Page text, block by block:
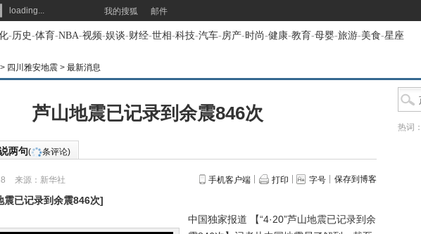
loading... 我的搜狐 邮件
-历史-体育-NBA-视频-娱谈-财经-世相-科技-汽车-房产-时尚-健康-教育-母婴-旅游-美食-星座
> 四川雅安地震 > 最新消息
芦山地震已记录到余震846次
两句( 条评论)
来源： 新华社 手机客户端 打印 字号 保存到博客
震已记录到余震846次]
中国独家报道 【“4·20”芦山地震已记录到余
热词：